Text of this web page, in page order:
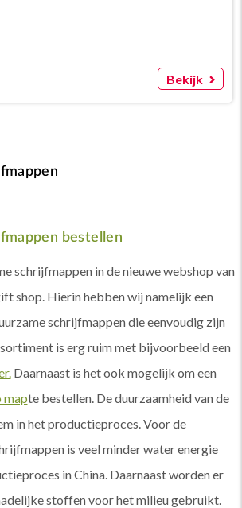
Bekijk
bestellen
schrijfmappen in de nieuwe webshop van
shop. Hierin hebben wij namelijk een
schrijfmappen die eenvoudig zijn
is erg ruim met bijvoorbeeld een
Daarnaast is het ook mogelijk om een
te bestellen. De duurzaamheid van de
in het productieproces. Voor de
is veel minder water energie
in China. Daarnaast worden er
stoffen voor het milieu gebruikt.